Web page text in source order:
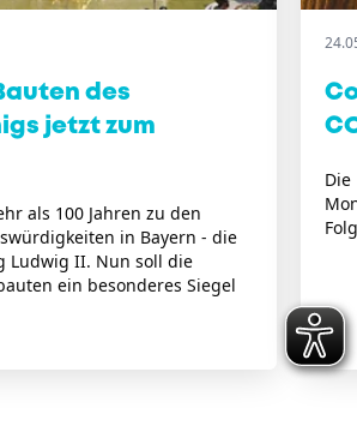
des
jetzt zum
als 100 Jahren zu den
in Bayern - die
Ludwig II. Nun soll die
ein besonderes Siegel